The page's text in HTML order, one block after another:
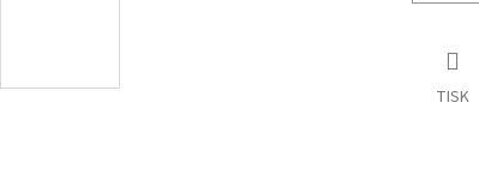
TISK